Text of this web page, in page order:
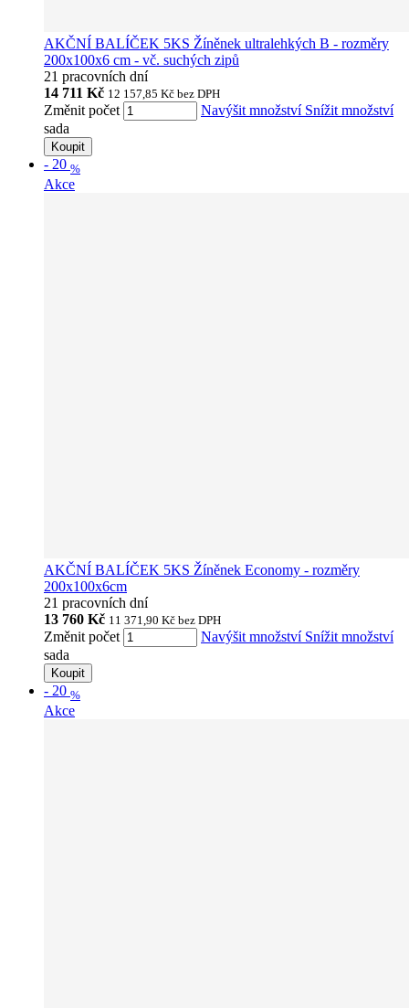
AKČNÍ BALÍČEK 5KS Žíněnek ultralehkých B - rozměry
200x100x6 cm - vč. suchých zipů
21 pracovních dní
14 711 Kč 12 157,85 Kč bez DPH
Změnit počet Navýšit množství Snížit množství
sada
Koupit
- 20 %
Akce
AKČNÍ BALÍČEK 5KS Žíněnek Economy - rozměry
200x100x6cm
21 pracovních dní
13 760 Kč 11 371,90 Kč bez DPH
Změnit počet Navýšit množství Snížit množství
sada
Koupit
- 20 %
Akce